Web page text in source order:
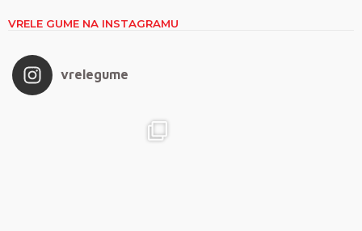
VRELE GUME NA INSTAGRAMU
vrelegume